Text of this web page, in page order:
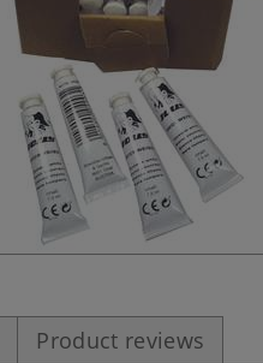
Product reviews